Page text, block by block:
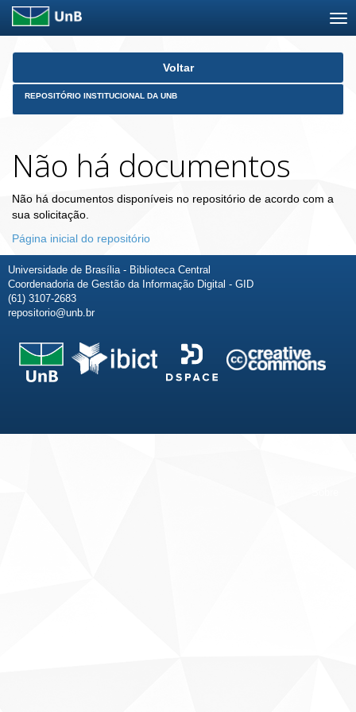
Skip
Voltar
REPOSITÓRIO INSTITUCIONAL DA UNB
Não há documentos
Não há documentos disponíveis no repositório de acordo com a
sua solicitação.
Página inicial do repositório
Universidade de Brasília - Biblioteca Central
Coordenadoria de Gestão da Informação Digital - GID
(61) 3107-2683
repositorio@unb.br